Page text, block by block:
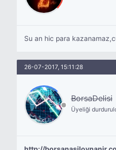
Su an hic para
26-07-2017, 15:11:28
BorsaDelisi
Üyeliği